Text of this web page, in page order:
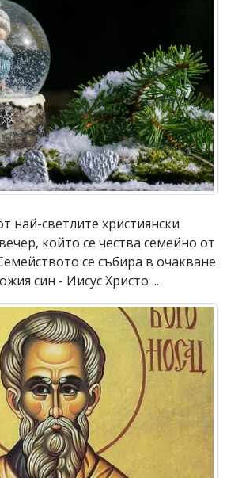
най-светлите християнски
който се чества семейно от
се събира в очакване
син - Иисус Христо ...